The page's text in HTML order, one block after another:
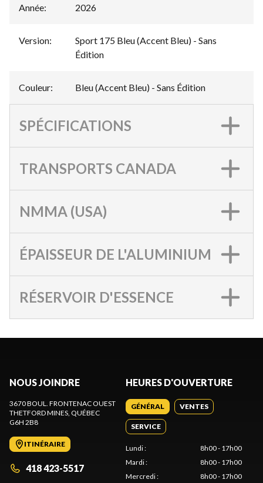
Année: 2026
Version:
Sport 175 Bleu (Accent Bleu) - Sans
Édition
Couleur: Bleu (Accent Bleu) - Sans Édition
SPÉCIFICATIONS
TRANSPORTS CANADA
NMMA (USA)
ÉPAISSEUR DE L'ALUMINIUM
RÉSERVOIR D'ESSENCE
NOUS JOINDRE
3670 BOUL. FRONTENAC OUEST
THETFORD MINES , QUÉBEC
G6H 2B8
ITINÉRAIRE
418 423-5517
HEURES D'OUVERTURE
GÉNÉRAL VENTES
SERVICE
Lundi:
8h00 - 17h00
Mardi:
8h00 - 17h00
Mercredi: 8h00 - 17h00